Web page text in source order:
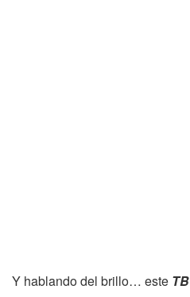
Y hablando del brillo… este